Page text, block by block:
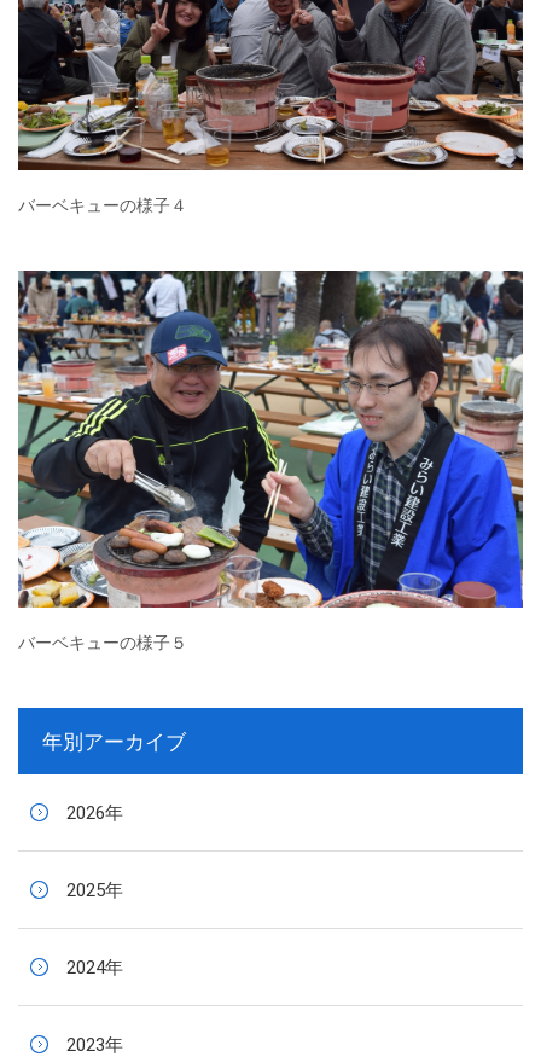
バーベキューの様子４
バーベキューの様子５
年別アーカイブ
2026年
2025年
2024年
2023年